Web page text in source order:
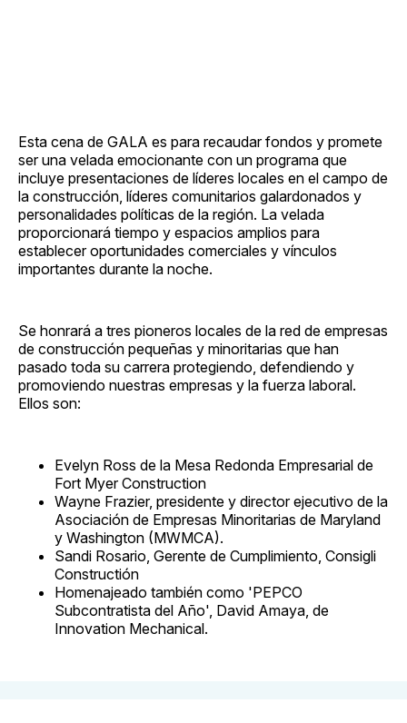
Esta cena de GALA es para recaudar fondos y promete
ser una velada emocionante con un programa que
incluye presentaciones de líderes locales en el campo de
la construcción, líderes comunitarios galardonados y
personalidades políticas de la región. La velada
proporcionará tiempo y espacios amplios para
establecer oportunidades comerciales y vínculos
importantes durante la noche.
Se honrará a tres pioneros locales de la red de empresas
de construcción pequeñas y minoritarias que han
pasado toda su carrera protegiendo, defendiendo y
promoviendo nuestras empresas y la fuerza laboral.
Ellos son:
Evelyn Ross de la Mesa Redonda Empresarial de
Fort Myer Construction
Wayne Frazier, presidente y director ejecutivo de la
Asociación de Empresas Minoritarias de Maryland
y Washington (MWMCA).
Sandi Rosario, Gerente de Cumplimiento, Consigli
Constructión
Homenajeado también como 'PEPCO
Subcontratista del Año', David Amaya, de
Innovation Mechanical.